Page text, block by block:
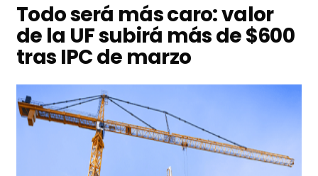
Todo será más caro: valor
de la UF subirá más de $600
tras IPC de marzo